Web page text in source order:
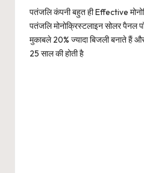
पतंजलि कंपनी बहुत ही Effective
पतंजलि मोनोक्रिस्टलाइन सोलर पैनल
मुकाबले 20% ज्यादा बिजली बनाते हैं
25 साल की होती है